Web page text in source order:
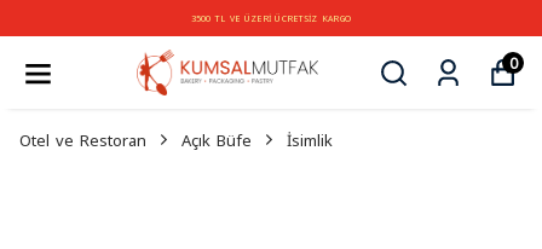
3500 TL VE ÜZERİ ÜCRETSİZ KARGO
0
Otel ve Restoran Açık Büfe İsimlik